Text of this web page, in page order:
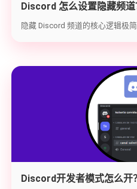
Discord 怎么设置隐藏频
手教你打造 100% 私密的
隐藏 Discord 频道的核心逻辑极
Discord开发者模式怎么开